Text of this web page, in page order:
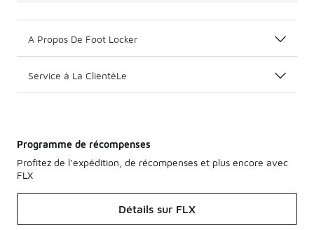
A Propos De Foot Locker
Service à La ClientèLe
Programme de récompenses
Profitez de l’expédition, de récompenses et plus encore avec
FLX
Détails sur FLX